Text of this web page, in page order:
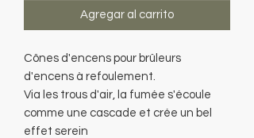
Agregar al carrito
Cônes d'encens pour brûleurs
d'encens à refoulement.
Via les trous d'air, la fumée s'écoule
comme une cascade et crée un bel
effet serein